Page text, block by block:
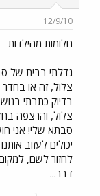
12/9/10
חלומות מהילדות
גדלתי בבית של
צלול, זה או
בדיוק כתבתי
צלול, והרצפה
סבתא שלי! אני
יכולים לעזוב
לחזור לשם,
דבר...